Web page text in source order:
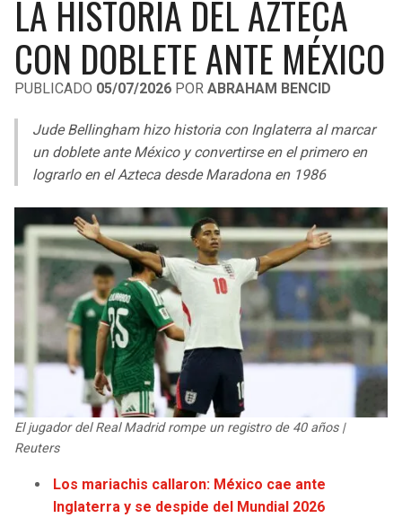
LIGA DE EXPANSIÓN MX
LEAGUES CUP
UEFA EUROPA LEAGUE
UEFA CONFERENCE LEAGUE
MLS
COPA LIBERTADORES
COPA SUDAMERICANA
LIGA BETPLAY
OTRAS LIGAS
RAIDERS
CHARGERS
RAVENS
BENGALS
BROWNS
STEELERS
TEXANS
COLTS
JAGUARS
COWBOYS
CAVALIERS
PISTONS
PACERS
BUCKS
HAWKS
HORNETS
HEAT
MAGIC
WIZARDS
CLIPPERS
LA HISTORIA DEL AZTECA
CON DOBLETE ANTE MÉXICO
PUBLICADO 05/07/2026 POR ABRAHAM BENCID
Jude Bellingham hizo historia con Inglaterra al marcar
un doblete ante México y convertirse en el primero en
lograrlo en el Azteca desde Maradona en 1986
El jugador del Real Madrid rompe un registro de 40 años |
Reuters
Los mariachis callaron: México cae ante
Inglaterra y se despide del Mundial 2026